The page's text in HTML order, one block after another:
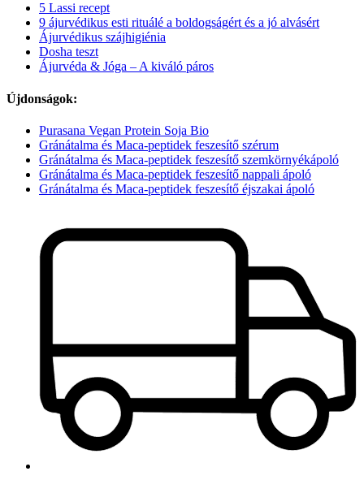
5 Lassi recept
9 ájurvédikus esti rituálé a boldogságért és a jó alvásért
Ájurvédikus szájhigiénia
Dosha teszt
Ájurvéda & Jóga – A kiváló páros
Újdonságok:
Purasana Vegan Protein Soja Bio
Gránátalma és Maca-peptidek feszesítő szérum
Gránátalma és Maca-peptidek feszesítő szemkörnyékápoló
Gránátalma és Maca-peptidek feszesítő nappali ápoló
Gránátalma és Maca-peptidek feszesítő éjszakai ápoló